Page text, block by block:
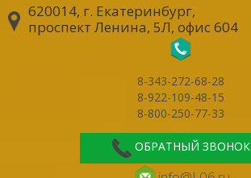
620014, г. Екатеринбург,
проспект Ленина, 5Л, офис 604
8-343-272-68-28
8-922-109-48-15
8-800-250-77-33
ОБРАТНЫЙ ЗВОНОК